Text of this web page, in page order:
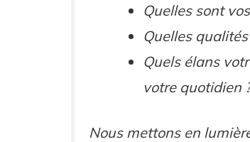
Quelles sont
Quelles
Quels élans
votre quotidien
Nous mettons en